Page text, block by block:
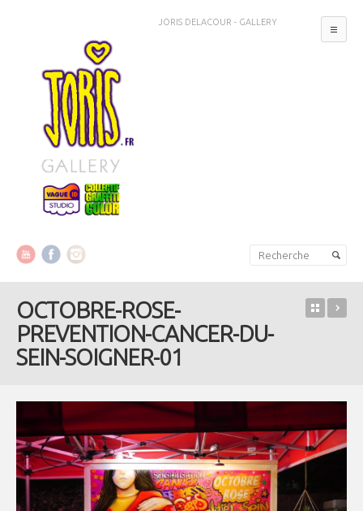
JORIS DELACOUR - GALLERY
OCTOBRE-ROSE-
PREVENTION-CANCER-DU-
SEIN-SOIGNER-01